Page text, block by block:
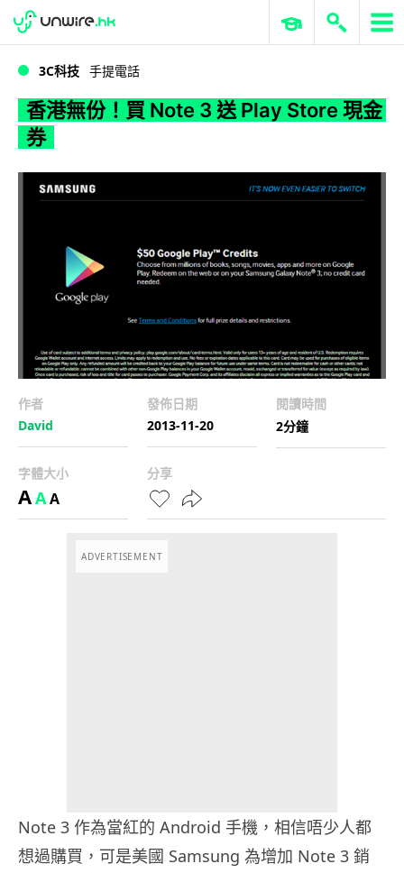
香港無份！買 Note 3 送 Play Store 現金券
WWDC 2026 ERP 與商業 AI
3C科技 手提電話
香港無份！買 Note 3 送 Play Store 現金
券
作者
David
發佈日期
2013-11-20
閱讀時間
2分鐘
字體大小
AAA
分享
ADVERTISEMENT
Note 3 作為當紅的 Android 手機，相信唔少人都
想過購買，可是美國 Samsung 為增加 Note 3 銷